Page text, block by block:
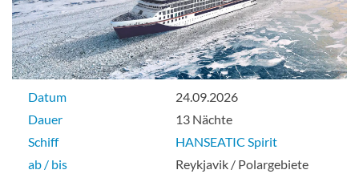
Balkonkabine-[07]
Deck 6
Balkonkabine
Datum
24.09.2026
Dauer
13 Nächte
Schiff
HANSEATIC Spirit
ab / bis
Reykjavik / Polargebiete